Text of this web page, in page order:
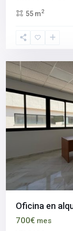
55 m2
del
Sevilla
Oficina en
700€ mes